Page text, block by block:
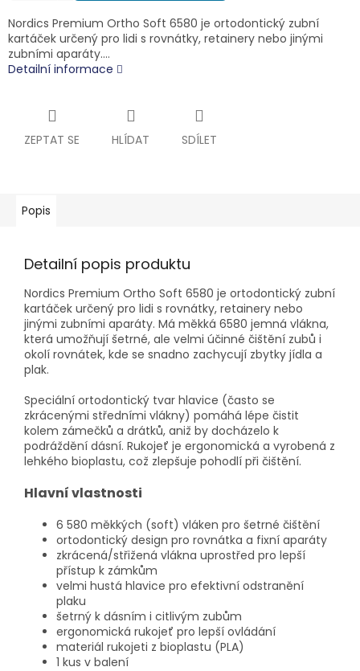
Nordics Premium Ortho Soft 6580 je ortodontický zubní
kartáček určený pro lidi s rovnátky, retainery nebo jinými
zubními aparáty.…
Detailní informace
ZEPTAT SE HLÍDAT SDÍLET
Popis
Detailní popis produktu
Nordics Premium Ortho Soft 6580 je ortodontický zubní
kartáček určený pro lidi s rovnátky, retainery nebo
jinými zubními aparáty. Má měkká 6580 jemná vlákna,
která umožňují šetrné, ale velmi účinné čištění zubů i
okolí rovnátek, kde se snadno zachycují zbytky jídla a
plak.
Speciální ortodontický tvar hlavice (často se
zkrácenými středními vlákny) pomáhá lépe čistit
kolem zámečků a drátků, aniž by docházelo k
podráždění dásní. Rukojeť je ergonomická a vyrobená z
lehkého bioplastu, což zlepšuje pohodlí při čištění.
Hlavní vlastnosti
6 580 měkkých (soft) vláken pro šetrné čištění
ortodontický design pro rovnátka a fixní aparáty
zkrácená/střižená vlákna uprostřed pro lepší
přístup k zámkům
velmi hustá hlavice pro efektivní odstranění
plaku
šetrný k dásním i citlivým zubům
ergonomická rukojeť pro lepší ovládání
materiál rukojeti z bioplastu (PLA)
1 kus v balení